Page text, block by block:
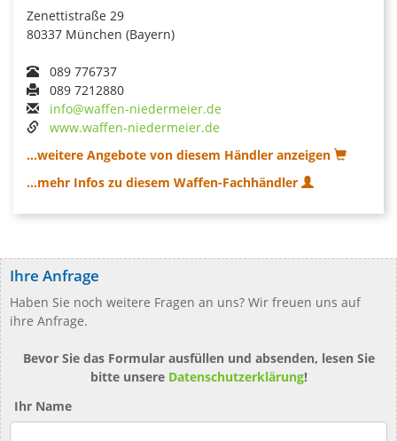
Zenettistraße 29
80337 München (Bayern)
089 776737
089 7212880
info@waffen-niedermeier.de
www.waffen-niedermeier.de
...weitere Angebote von diesem Händler anzeigen
...mehr Infos zu diesem Waffen-Fachhändler
Ihre Anfrage
Haben Sie noch weitere Fragen an uns? Wir freuen uns auf
ihre Anfrage.
Bevor Sie das Formular ausfüllen und absenden, lesen Sie
bitte unsere Datenschutzerklärung!
Ihr Name